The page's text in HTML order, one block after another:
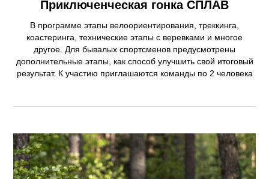
Приключенческая гонка СПЛАВ
В программе этапы велоориентирования, треккинга,
коастеринга, технические этапы с веревками и многое
другое. Для бывалых спортсменов предусмотрены
дополнительные этапы, как способ улучшить свой итоговый
результат. К участию приглашаются команды по 2 человека